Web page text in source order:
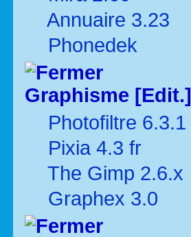
Annuaire 3.23
Phonedek
Graphisme [Edit.]
Photofiltre 6.3.1
Pixia 4.3 fr
The Gimp 2.6.x
Graphex 3.0